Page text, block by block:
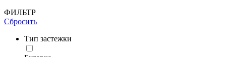
ФИЛЬТР
Сбросить
Тип застежки